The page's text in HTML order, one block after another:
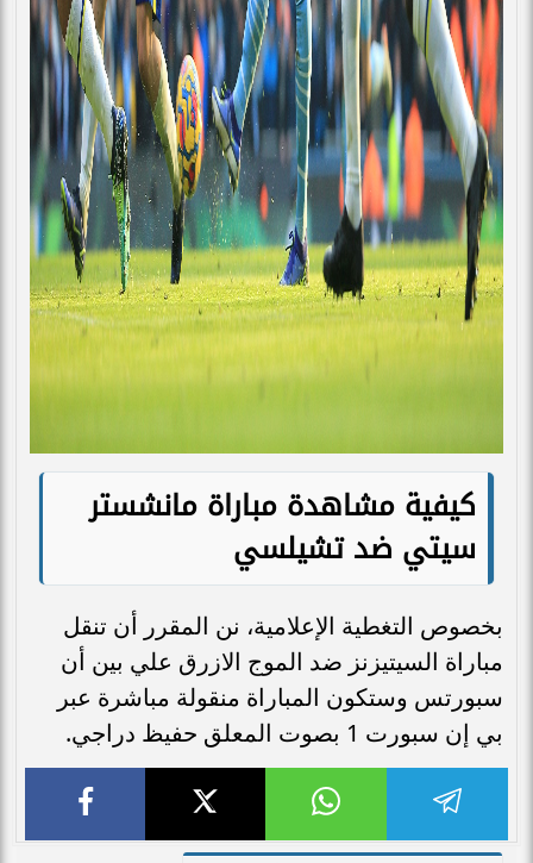
كيفية مشاهدة مباراة مانشستر
سيتي ضد تشيلسي
بخصوص التغطية الإعلامية، نن المقرر أن تنقل
مباراة السيتيزنز ضد الموج الازرق علي بين أن
سبورتس وستكون المباراة منقولة مباشرة عبر
بي إن سبورت 1 بصوت المعلق حفيظ دراجي.